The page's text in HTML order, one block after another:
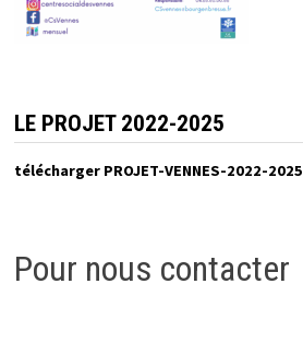
LE PROJET 2022-2025
télécharger PROJET-VENNES-2022-2025
Pour nous contacter